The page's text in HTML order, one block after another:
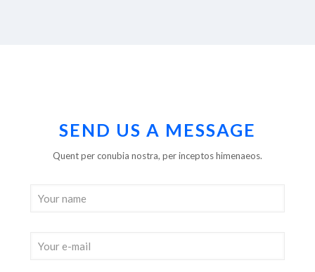
SEND US A MESSAGE
Quent per conubia nostra, per inceptos himenaeos.